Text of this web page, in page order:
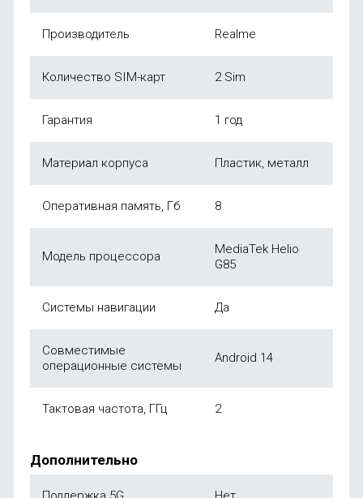
Производитель Realme
Количество SIM-карт 2 Sim
Гарантия 1 год
Материал корпуса Пластик, металл
Оперативная память, Гб 8
Модель процессора
MediaTek Helio
G85
Системы навигации Да
Совместимые
операционные системы
Android 14
Тактовая частота, ГГц 2
Дополнительно